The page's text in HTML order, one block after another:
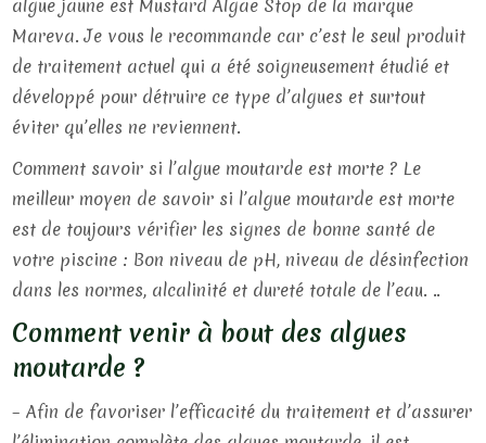
algue jaune est Mustard Algae Stop de la marque
Mareva. Je vous le recommande car c’est le seul produit
de traitement actuel qui a été soigneusement étudié et
développé pour détruire ce type d’algues et surtout
éviter qu’elles ne reviennent.
Comment savoir si l’algue moutarde est morte ? Le
meilleur moyen de savoir si l’algue moutarde est morte
est de toujours vérifier les signes de bonne santé de
votre piscine : Bon niveau de pH, niveau de désinfection
dans les normes, alcalinité et dureté totale de l’eau. ..
Comment venir à bout des algues
moutarde ?
– Afin de favoriser l’efficacité du traitement et d’assurer